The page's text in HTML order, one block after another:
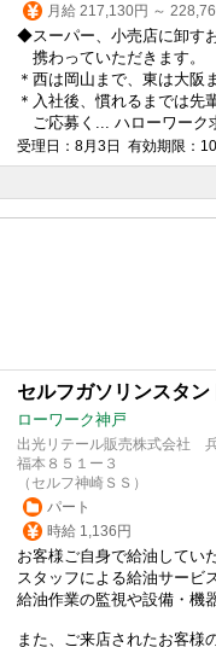
月給 217,130円 ～
◆スーパー、小売店に卸す
携わっていただきます。
＊西は岡山まで、東は大阪
＊入社後、慣れるまでは先
ご応募く... ハローワーク
受理日：8月3日 有効期限：
セルフガソリンスタ
ローワーク神戸
出光リテール販売株式会社
福本８５１ー３
（セルフ神崎ＳＳ）
パート
時給 1,136円
お客様ご自身で給油してい
スタッフによる給油サービ
給油作業の監視や設備・機
また、ご来店されたお客様